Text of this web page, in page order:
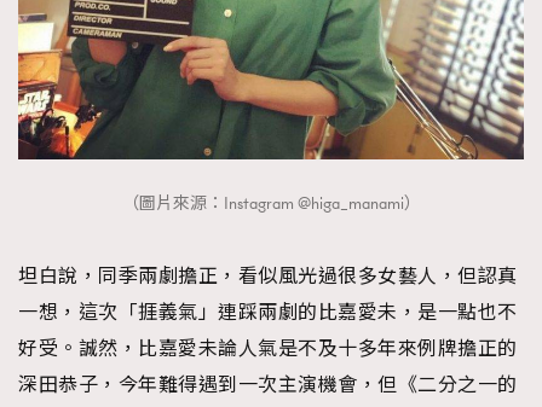
（圖片來源：Instagram @higa_manami）
坦白說，同季兩劇擔正，看似風光過很多女藝人，但認真
一想，這次「捱義氣」連踩兩劇的比嘉愛未，是一點也不
好受。誠然，比嘉愛未論人氣是不及十多年來例牌擔正的
深田恭子，今年難得遇到一次主演機會，但《二分之一的